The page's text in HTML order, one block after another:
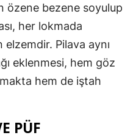
özene bezene soyulup
her lokmada
elzemdir. Pilava aynı
eklenmesi, hem göz
hem de iştah
PÜF